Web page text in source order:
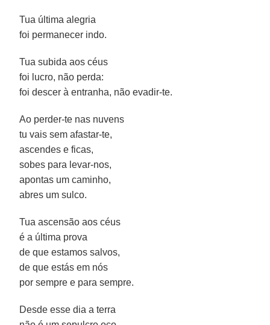
Tua última alegria
foi permanecer indo.
Tua subida aos céus
foi lucro, não perda:
foi descer à entranha, não evadir-te.
Ao perder-te nas nuvens
tu vais sem afastar-te,
ascendes e ficas,
sobes para levar-nos,
apontas um caminho,
abres um sulco.
Tua ascensão aos céus
é a última prova
de que estamos salvos,
de que estás em nós
por sempre e para sempre.
Desde esse dia a terra